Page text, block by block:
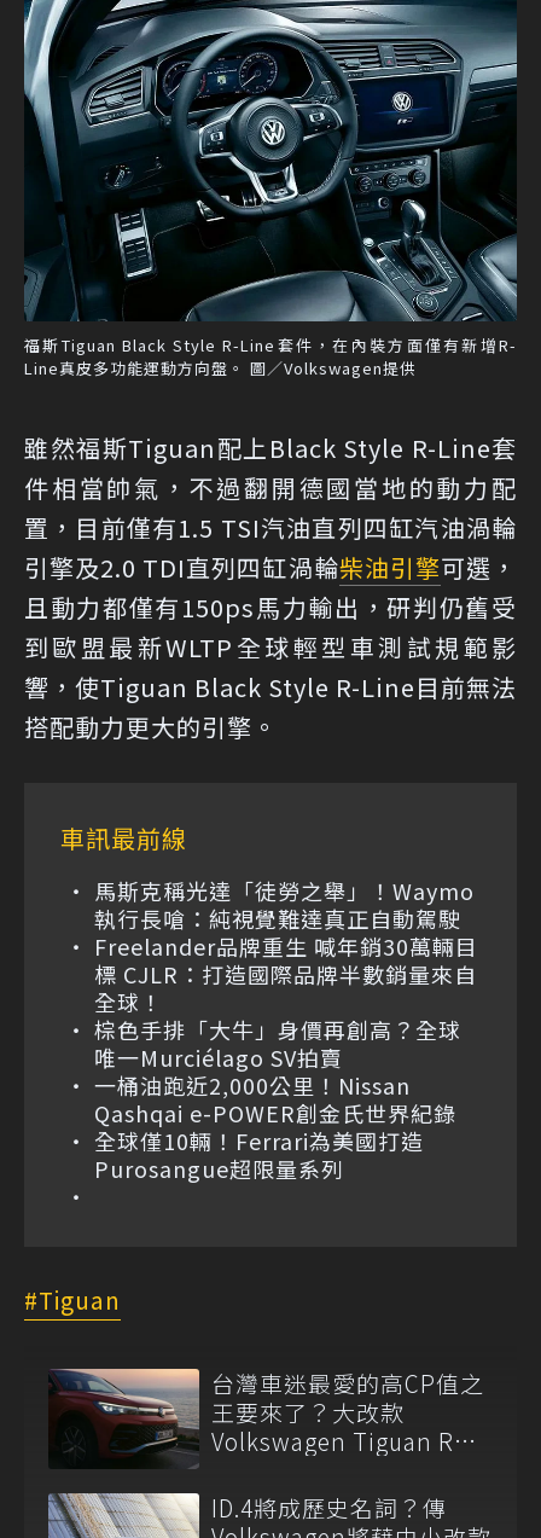
福斯Tiguan Black Style R-Line套件，在內裝方面僅有新增R-
Line真皮多功能運動方向盤。 圖／Volkswagen提供
雖然福斯Tiguan配上Black Style R-Line套
件相當帥氣，不過翻開德國當地的動力配
置，目前僅有1.5 TSI汽油直列四缸汽油渦輪
引擎及2.0 TDI直列四缸渦輪柴油引擎可選，
且動力都僅有150ps馬力輸出，研判仍舊受
到歐盟最新WLTP全球輕型車測試規範影
響，使Tiguan Black Style R-Line目前無法
搭配動力更大的引擎。
車訊最前線
馬斯克稱光達「徒勞之舉」！Waymo
執行長嗆：純視覺難達真正自動駕駛
Freelander品牌重生 喊年銷30萬輛目
標 CJLR：打造國際品牌半數銷量來自
全球！
棕色手排「大牛」身價再創高？全球
唯一Murciélago SV拍賣
一桶油跑近2,000公里！Nissan
Qashqai e-POWER創金氏世界紀錄
全球僅10輛！Ferrari為美國打造
Purosangue超限量系列
Tiguan
台灣車迷最愛的高CP值之
王要來了？大改款
Volkswagen Tiguan R路
ID.4將成歷史名詞？傳